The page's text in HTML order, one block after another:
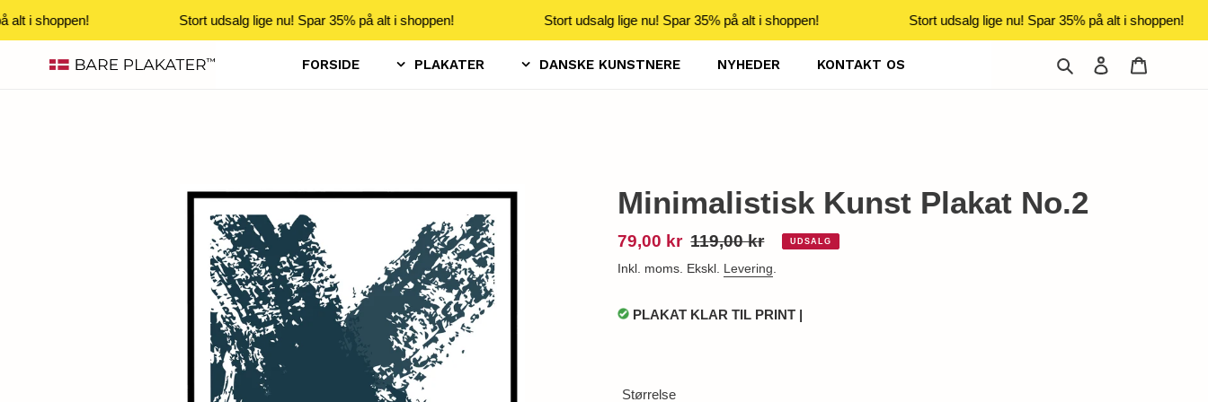
alt i shoppen! Stort udsalg lige nu! Spar 35% på alt i shoppen! Stort udsalg lige nu! Spar 35% på alt i shoppen!
Stort udsalg lige nu! Spar 35% på alt i shoppen!
FORSIDE PLAKATER DANSKE KUNSTNERE NYHEDER KONTAKT OS Søg Log ind
Minimalistisk Kunst Plakat No.2
Udsalgspris
79,00 kr Normalpris
119,00 kr UDSALG
Inkl. moms. Ekskl. Levering.
PLAKAT KLAR TIL PRINT |
Størrelse